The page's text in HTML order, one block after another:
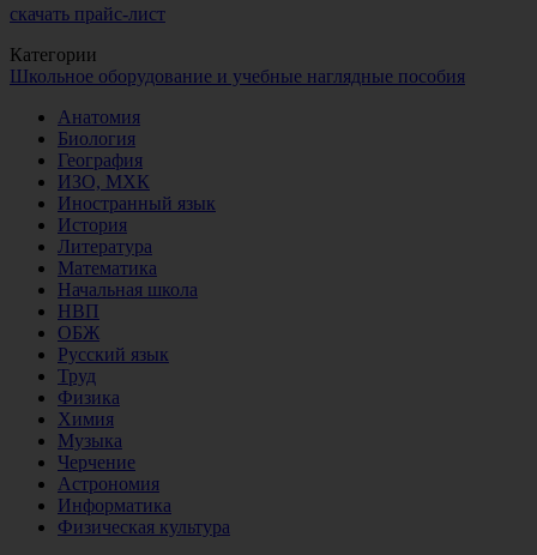
скачать прайс-лист
Категории
Школьное оборудование и учебные наглядные пособия
Анатомия
Биология
География
ИЗО, МХК
Иностранный язык
История
Литература
Математика
Начальная школа
НВП
ОБЖ
Русский язык
Труд
Физика
Химия
Музыка
Черчение
Астрономия
Информатика
Физическая культура